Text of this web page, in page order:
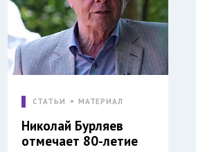
СТАТЬИ МАТЕРИАЛ
Николай Бурляев
отмечает 80-летие